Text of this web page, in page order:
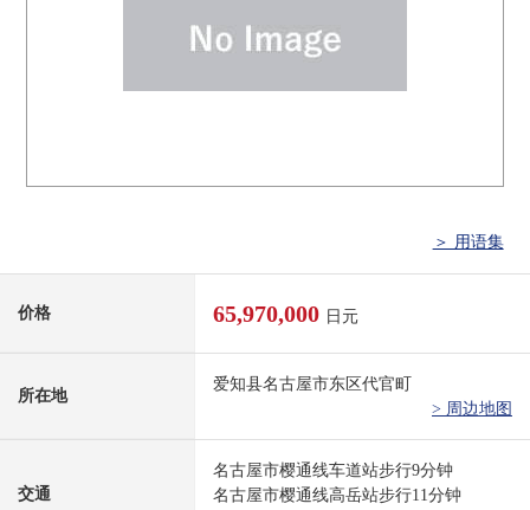
＞ 用语集
价格 65,970,000 日元
所在地
爱知县名古屋市东区代官町
> 周边地图
交通
名古屋市樱通线车道站步行9分钟
名古屋市樱通线高岳站步行11分钟